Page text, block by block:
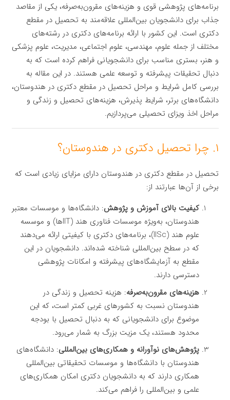
برنامه‌های پژوهشی قوی و هزینه‌های مقرون‌به‌صرفه، یکی از مقاصد
جذاب برای دانشجویان بین‌المللی علاقه‌مند به تحصیل در مقطع
دکتری است. این کشور با ارائه برنامه‌های دکتری در رشته‌های
مختلف از جمله علوم، مهندسی، علوم اجتماعی، مدیریت، علوم پزشکی
و هنر، بستری مناسب برای دانشجویانی فراهم کرده است که به
دنبال تحقیقات پیشرفته و توسعه علمی هستند. در این مقاله به
بررسی کامل شرایط و مراحل تحصیل در مقطع دکتری در هندوستان،
دانشگاه‌های برتر، شرایط پذیرش، هزینه‌های تحصیل و زندگی و
مراحل اخذ ویزای تحصیلی می‌پردازیم.
۱. چرا تحصیل دکتری در هندوستان؟
تحصیل در مقطع دکتری در هندوستان دارای مزایای زیادی است که
برخی از آن‌ها عبارتند از:
کیفیت بالای آموزش و پژوهش: دانشگاه‌ها و موسسات معتبر
هندوستان، به‌ویژه موسسات فناوری هند (IITها) و موسسه
علوم هند (IISc)، برنامه‌های دکتری با کیفیتی ارائه می‌دهند
که در سطح بین‌المللی شناخته شده‌اند. دانشجویان در این
مقطع به آزمایشگاه‌های پیشرفته و امکانات پژوهشی
دسترسی دارند.
هزینه‌های مقرون‌به‌صرفه: هزینه تحصیل و زندگی در
هندوستان نسبت به کشورهای غربی کمتر است، که این
موضوع برای دانشجویانی که به دنبال تحصیل با بودجه
محدود هستند، یک مزیت بزرگ به شمار می‌رود.
پژوهش‌های نوآورانه و همکاری‌های بین‌المللی: دانشگاه‌های
هندوستان با دانشگاه‌ها و موسسات تحقیقاتی بین‌المللی
همکاری دارند که به دانشجویان دکتری امکان همکاری‌های
علمی و بین‌المللی را فراهم می‌کند.